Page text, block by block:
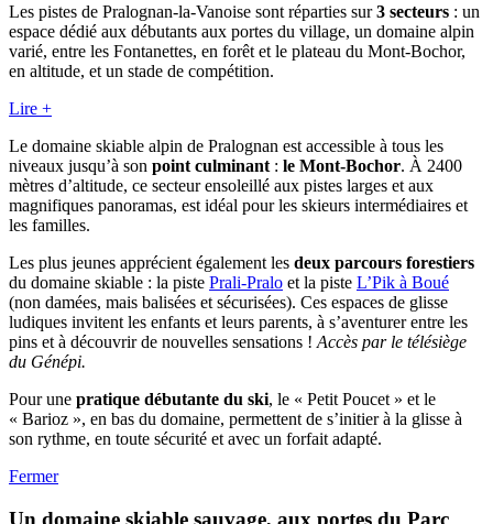
Les pistes de Pralognan-la-Vanoise sont réparties sur3 secteurs : un
espace dédié aux débutants aux portes du village, un domaine alpin
varié, entre les Fontanettes, en forêt et le plateau du Mont-Bochor,
en altitude, et un stade de compétition.
Lire +
Le domaine skiable alpin de Pralognan est accessible à tous les
niveaux jusqu’à son point culminant : le Mont-Bochor. À 2400
mètres d’altitude, ce secteur ensoleillé aux pistes larges et aux
magnifiques panoramas, est idéal pour les skieurs intermédiaires et
les familles.
Les plus jeunes apprécient également les deux parcours forestiers
du domaine skiable : la piste Prali-Pralo et la piste L’Pik à Boué
(non damées, mais balisées et sécurisées). Ces espaces de glisse
ludiques invitent les enfants et leurs parents, à s’aventurer entre les
pins et à découvrir de nouvelles sensations ! Accès par le télésiège
du Génépi.
Pour une pratique débutante du ski, le « Petit Poucet » et le
« Barioz », en bas du domaine, permettent de s’initier à la glisse à
son rythme, en toute sécurité et avec un forfait adapté.
Fermer
Un domaine skiable sauvage, aux portes du Parc